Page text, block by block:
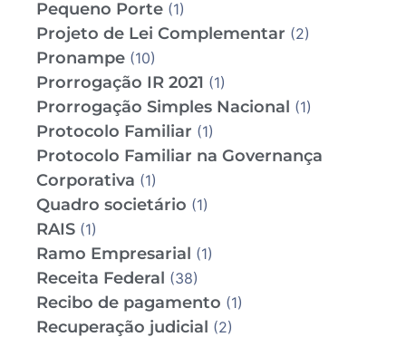
Pequeno Porte (1)
Projeto de Lei Complementar (2)
Pronampe (10)
Prorrogação IR 2021 (1)
Prorrogação Simples Nacional (1)
Protocolo Familiar (1)
Protocolo Familiar na Governança
Corporativa (1)
Quadro societário (1)
RAIS (1)
Ramo Empresarial (1)
Receita Federal (38)
Recibo de pagamento (1)
Recuperação judicial (2)